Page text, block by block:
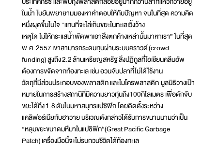
ในน้ำ โบยันพยายามมองหาคำตอบให้กับปัญหา จนในที่สุด ความคิด
หนึ่งผุดขึ้นในใจ “แทนที่จะไล่เก็บขยะในทะเลเวิ้งว้าง
เหตุใด ไม่ให้กระแสน้ำพัดพาเอาสิ่งตกค้างเหล่านั้นมาหาเรา” ในที่สุด
พ.ศ. 2557 เขาสามารถระดมทุนผ่านระบบคราวด์ (crowd
funding) สูงถึง 2.2 ล้านเหรียญสหรัฐ สิ่งปฏิกูลที่โอเชียนคลีนอัพ
ต้องการขจัดจากท้องทะเล เช่น อวนจับปลาที่ไม่ได้ใช้งาน
วัตถุที่มีส่วนประกอบของพลาสติก และไมโครพลาสติก มูลนิธิวางเป้า
หมายในการสร้างสถานีที่มีความยาวทุ่นถึง100กิโลเมตร เพื่อดักจับ
ขยะได้ถึง 1.8 ตันในมหาสมุทรแปซิฟิก โดยติดตั้งระหว่าง
แคลิฟอร์เนียกับฮาวาย บริเวณดังกล่าวได้รับการขนานนามว่าเป็น
“หลุมขยะขนาดมหึมาในแปซิฟิก”(Great Pacific Garbage
Patch) เครื่องมือนี้จะไม่รบกวนชีวิตใต้ท้องทะเล